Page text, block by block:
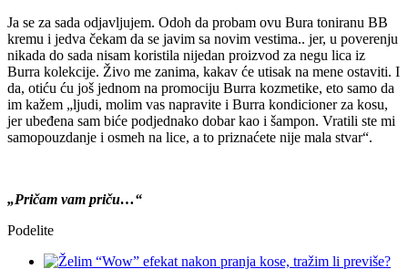
Ja se za sada odjavljujem. Odoh da probam ovu Bura toniranu BB
kremu i jedva čekam da se javim sa novim vestima.. jer, u poverenju
nikada do sada nisam koristila nijedan proizvod za negu lica iz
Burra kolekcije. Živo me zanima, kakav će utisak na mene ostaviti. I
da, otiću ću još jednom na promociju Burra kozmetike, eto samo da
im kažem „ljudi, molim vas napravite i Burra kondicioner za kosu,
jer ubeđena sam biće podjednako dobar kao i šampon. Vratili ste mi
samopouzdanje i osmeh na lice, a to priznaćete nije mala stvar“.
„Pričam vam priču…“
Podelite